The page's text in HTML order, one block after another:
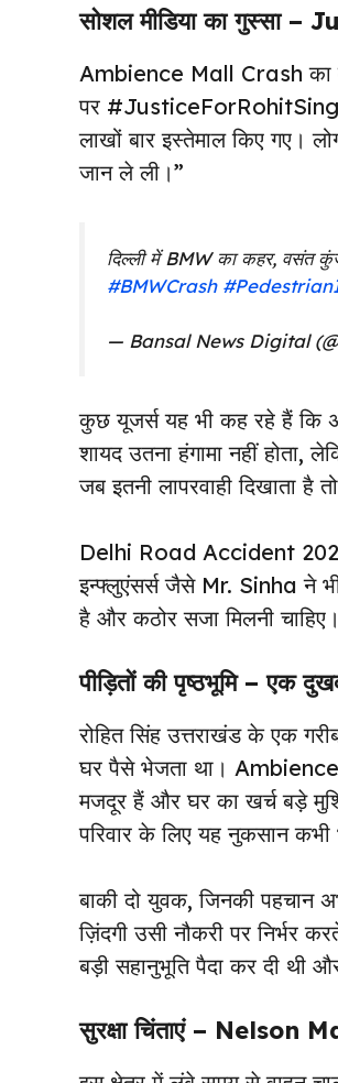
सोशल मीडिया का गुस्सा
Ambience Mall Crash का
पर
लाखों बार इस्तेमाल किए
जान ले ली।”
दिल्ली में BMW का कहर, वसंत
#BMWCrash
— Bansal News Digital
कुछ यूजर्स यह भी कह रहे हैं कि
शायद उतना हंगामा नहीं
जब इतनी लापरवाही दिखाता
Delhi Road Accident
इन्फ्लुएंसर्स जैसे Mr. Sinha ने
है और कठोर सजा मिलनी चाहिए।
पीड़ितों की पृष्ठभूमि – एक
रोहित सिंह उत्तराखंड के एक
घर पैसे भेजता था। Ambience
मजदूर हैं और घर का खर्च बड़े
परिवार के लिए यह नुकसान
बाकी दो युवक, जिनकी पहचान
ज़िंदगी उसी नौकरी पर
बड़ी सहानुभूति पैदा कर दी
सुरक्षा चिंताएं – Nelson